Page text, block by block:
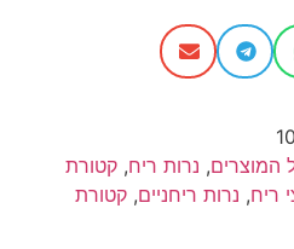
המוצרים, נרות ריח, קטורת
ריח, נרות ריחניים, קטורת